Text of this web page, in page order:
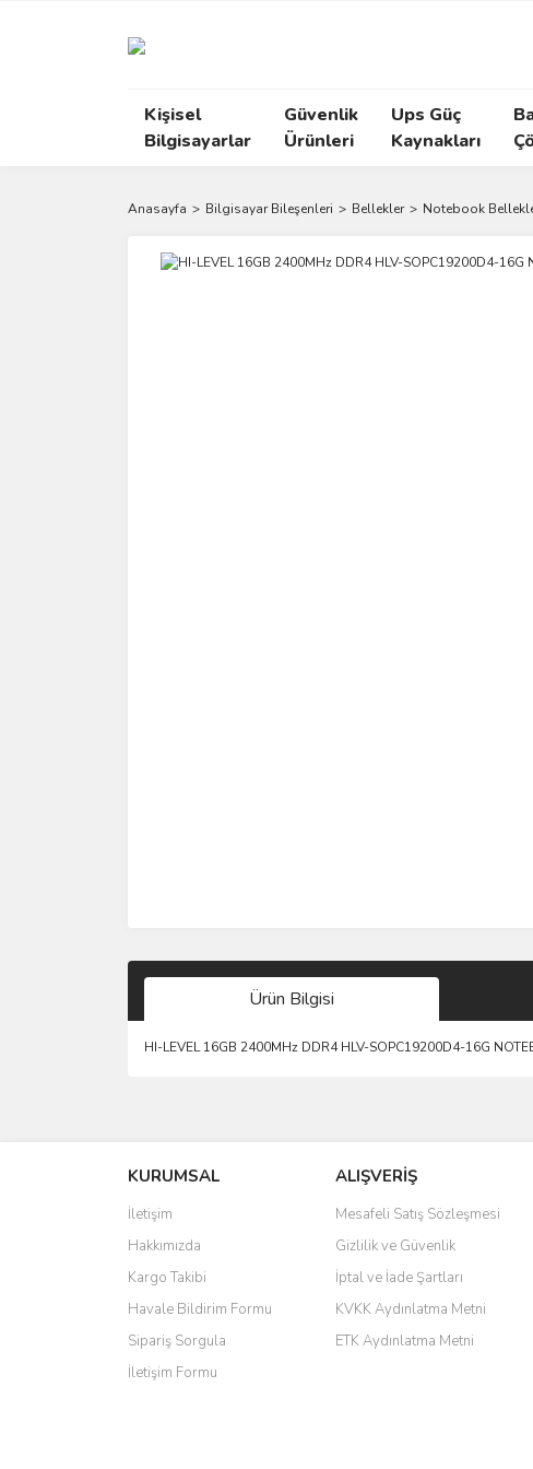
Kişisel
Bilgisayarlar
Güvenlik
Ürünleri
Ups Güç
Kaynakları
Anasayfa Bilgisayar Bileşenleri Bellekler Notebook
Ürün Bilgisi
HI-LEVEL 16GB 2400MHz DDR4 HLV-SOPC19200D4-16G
kamera ile 24 izlenmektedir diye küçük bir tabela olsa daha
Barış Başaran | 04/07/2026
hızlı güvenli bir alışveriş oldu
Yalçın Kaya | 20/06/2026
KURUMSAL
İletişim
Hakkımızda
Kargo Takibi
Havale Bildirim Formu
Sipariş Sorgula
İletişim Formu
ALIŞVERİŞ
Mesafeli Satış Sözleşmesi
Gizlilik ve Güvenlik
İptal ve İade Şartları
KVKK Aydınlatma Metni
ETK Aydınlatma Metni